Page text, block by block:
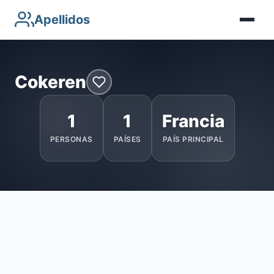
Apellidos
Cokeren
1
PERSONAS
1
PAÍSES
Francia
PAÍS PRINCIPAL